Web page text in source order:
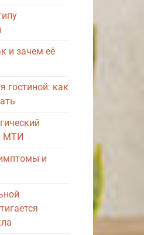
и зачем её
гостиной: как
МТИ
и